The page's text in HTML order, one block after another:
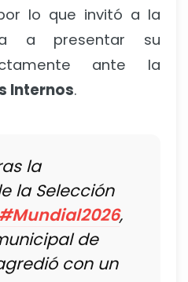
lo que invitó a la
a presentar su
ante la
Internos.
la
la Selección
,
de
con un